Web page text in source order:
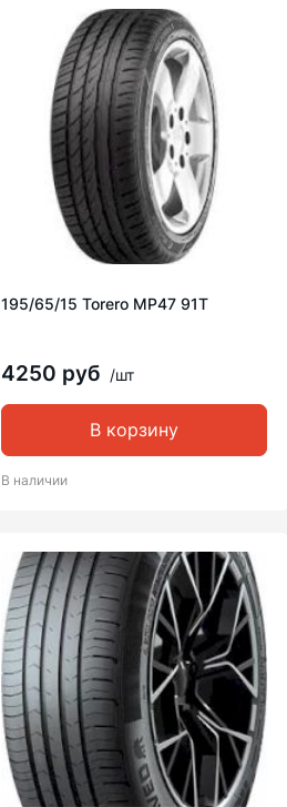
195/65/15 Torero MP47 91T
4250 руб /шт
В корзину
В наличии